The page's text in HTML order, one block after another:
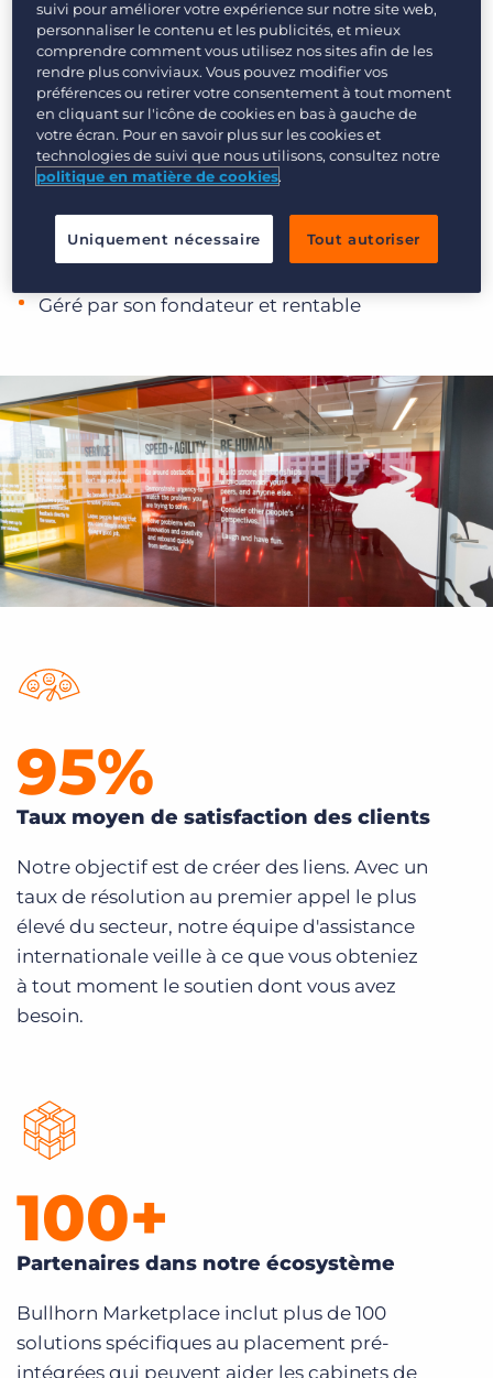
expérience pour les candidats et les clients avec
lesquels ils travaillent au quotidien.
Bullhorn en chiffres
Plus de 1 400 employés à travers le monde (et
plus à venir)
Plus de 10 000 clients dans le monde entier
Géré par son fondateur et rentable
95%
Taux moyen de satisfaction des clients
Notre objectif est de créer des liens. Avec un
taux de résolution au premier appel le plus
élevé du secteur, notre équipe d'assistance
internationale veille à ce que vous obteniez
à tout moment le soutien dont vous avez
besoin.
100+
Partenaires dans notre écosystème
Bullhorn Marketplace inclut plus de 100
solutions spécifiques au placement pré-
intégrées qui peuvent aider les cabinets de
suivi pour améliorer votre expérience sur notre site web,
personnaliser le contenu et les publicités, et mieux
comprendre comment vous utilisez nos sites afin de les
rendre plus conviviaux. Vous pouvez modifier vos
préférences ou retirer votre consentement à tout moment
en cliquant sur l'icône de cookies en bas à gauche de
votre écran. Pour en savoir plus sur les cookies et
technologies de suivi que nous utilisons, consultez notre
politique en matière de cookies.
Uniquement nécessaire Tout autoriser